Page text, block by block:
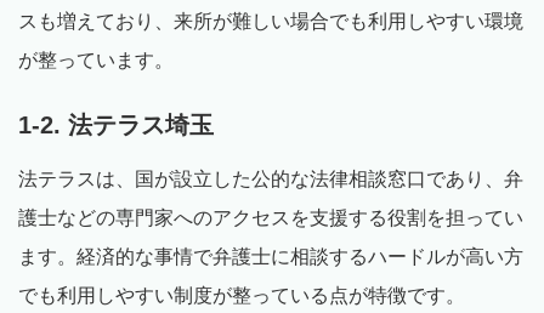
スも増えており、来所が難しい場合でも利用しやすい環境
が整っています。
1-2. 法テラス埼玉
法テラスは、国が設立した公的な法律相談窓口であり、弁
護士などの専門家へのアクセスを支援する役割を担ってい
ます。経済的な事情で弁護士に相談するハードルが高い方
でも利用しやすい制度が整っている点が特徴です。